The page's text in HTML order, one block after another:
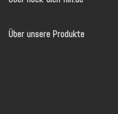
Über unsere Produkte